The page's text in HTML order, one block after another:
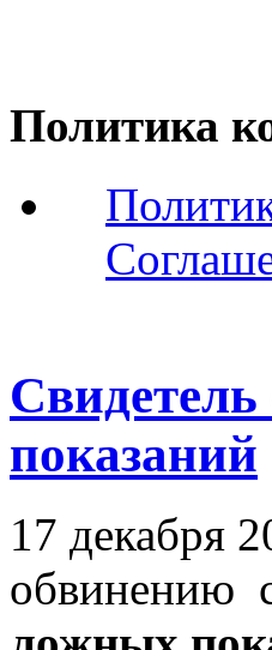
Политика
показаний
17 декабря
обвинению